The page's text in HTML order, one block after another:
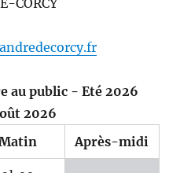
au public - Eté 2026
2026
Après-midi